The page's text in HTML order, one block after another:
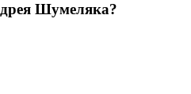
Шумеляка?